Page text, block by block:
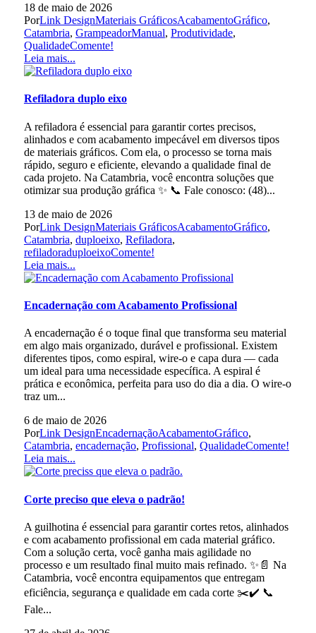
18 de maio de 2026
PorLink DesignMateriais GráficosAcabamentoGráfico,
Catambria, GrampeadorManual, Produtividade,
QualidadeComente!
Leia mais...
Refiladora duplo eixo
A refiladora é essencial para garantir cortes precisos,
alinhados e com acabamento impecável em diversos tipos
de materiais gráficos. Com ela, o processo se torna mais
rápido, seguro e eficiente, elevando a qualidade final de
cada projeto. Na Catambria, você encontra soluções que
otimizar sua produção gráfica ✨ 📞 Fale conosco: (48)...
13 de maio de 2026
PorLink DesignMateriais GráficosAcabamentoGráfico,
Catambria, duploeixo, Refiladora,
refiladoraduploeixoComente!
Leia mais...
Encadernação com Acabamento Profissional
A encadernação é o toque final que transforma seu material
em algo mais organizado, durável e profissional. Existem
diferentes tipos, como espiral, wire-o e capa dura — cada
um ideal para uma necessidade específica. A espiral é
prática e econômica, perfeita para uso do dia a dia. O wire-o
traz um...
6 de maio de 2026
PorLink DesignEncadernaçãoAcabamentoGráfico,
Catambria, encadernação, Profissional, QualidadeComente!
Leia mais...
Corte preciso que eleva o padrão!
A guilhotina é essencial para garantir cortes retos, alinhados
e com acabamento profissional em cada material gráfico.
Com a solução certa, você ganha mais agilidade no
processo e um resultado final muito mais refinado. ✨📄 Na
Catambria, você encontra equipamentos que entregam
eficiência, segurança e qualidade em cada corte ✂️✔️ 📞
Fale...